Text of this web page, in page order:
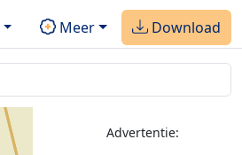
Meer Download
Advertentie: